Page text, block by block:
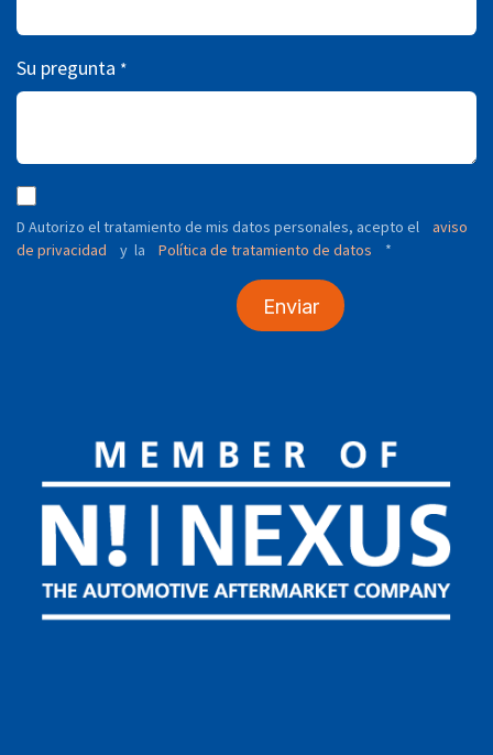
Su pregunta *
D Autorizo ​​el tratamiento de mis datos personales, acepto el
aviso
de privacidad
y la Política de tratamiento de datos *
Enviar